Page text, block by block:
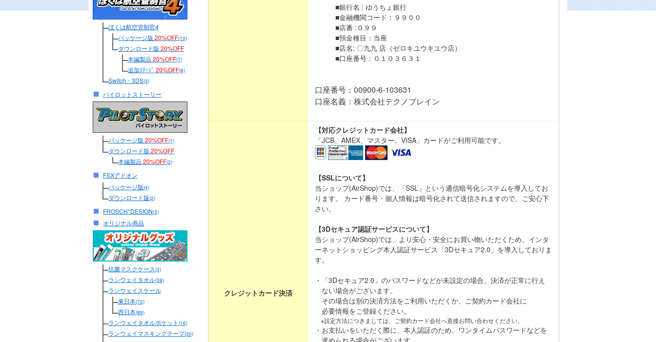
ぼくは航空管制官4
パッケージ版 20%OFF(10)
ダウンロード版 20%OFF
本編製品20%OFF(7)
追加ｽﾃｰｼﾞ 20%OFF(6)
Switch・3DS(3)
パイロットストーリー
パッケージ版 20%OFF(1)
ダウンロード版 20%OFF
本編製品20%OFF(2)
FSXアドオン
パッケージ版(4)
ダウンロード版(2)
FROSCH*DESIGN(3)
オリジナル商品
抗菌マスクケース(3)
ランウェイタオル(38)
ランウェイスケール
東日本(72)
西日本(89)
ランウェイタオルポケット (16)
ランウェイマスキングテープ(30)
■銀行名 : ゆうちょ銀行
■金融機関コード：９９００
■店番 :０９９
■預金種目：当座
■店名: 〇九九 店（ゼロキユウキユウ店）
■口座番号：０１０３６３１
口座番号：00900-6-103631
口座名義：株式会社テクノブレイン
クレジットカード決済
【対応クレジットカード会社】
「JCB、AMEX、マスター、VISA」カードがご利用可能です。
【SSLについて】
当ショップ(AirShop)では、「SSL」という通信暗号化システムを導入してお
ります。 カード番号・個人情報は暗号化されて送信されますので、ご安心下
さい。
【3Dセキュア認証サービスについて】
当ショップ(AirShop)では、より安心・安全にお買い物いただくため、インタ
ーネットショッピング本人認証サービス「3Dセキュア2.0」を導入しておりま
す。
・「3Dセキュア2.0」のパスワードなどが未設定の場合、決済が正常に行え
ない場合がございます。
その場合は別の決済方法をご利用いただくか、ご契約カード会社に
必要情報をご登録ください。
※設定方法につきましては、ご契約カード会社へ直接お問い合わせください。
・お支払いをいただく際に、本人認証のため、ワンタイムパスワードなどを